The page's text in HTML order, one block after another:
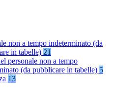
non a tempo indeterminato (da
in tabelle) 21
personale non a tempo
(da pubblicare in tabelle) 5
13